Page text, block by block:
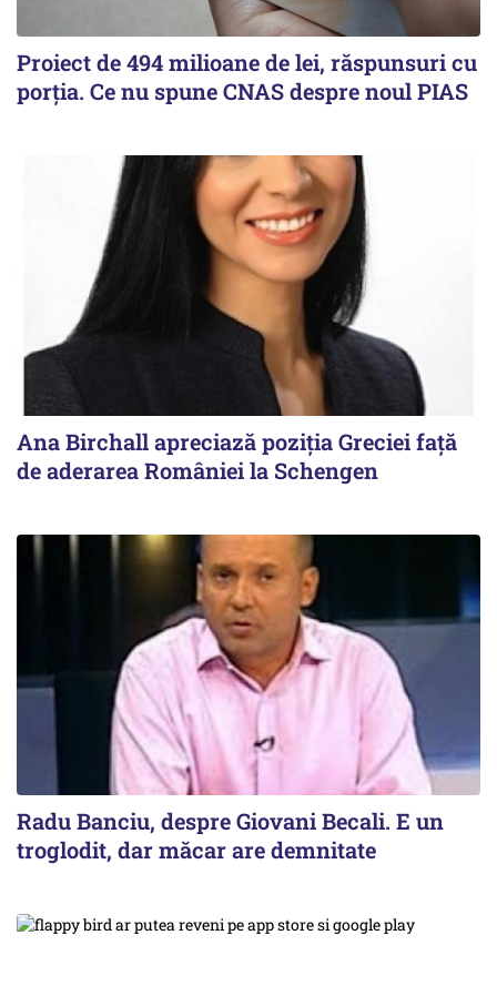
Proiect de 494 milioane de lei, răspunsuri cu
porția. Ce nu spune CNAS despre noul PIAS
Ana Birchall apreciază poziţia Greciei faţă
de aderarea României la Schengen
Radu Banciu, despre Giovani Becali. E un
troglodit, dar măcar are demnitate